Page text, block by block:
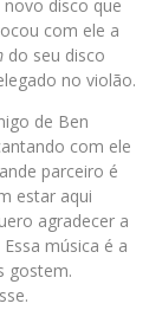
disco que
com ele a
do seu disco
no violão.
de Ben
com ele
parceiro é
estar aqui
agradecer a
música é a
gostem.